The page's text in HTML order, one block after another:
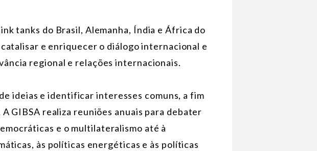
tanks do Brasil, Alemanha, Índia e África do
e enriquecer o diálogo internacional e
regional e relações internacionais.
ideias e identificar interesses comuns, a fim
GIBSA realiza reuniões anuais para debater
e o multilateralismo até à
às políticas energéticas e às políticas